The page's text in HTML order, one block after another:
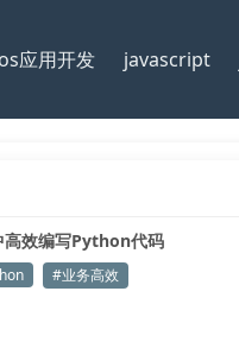
应用开发 javascript
效编写Python代码
#业务高效